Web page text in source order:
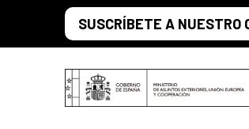
Saltar al contenido principal
SUSCRÍBETE A NUESTRO